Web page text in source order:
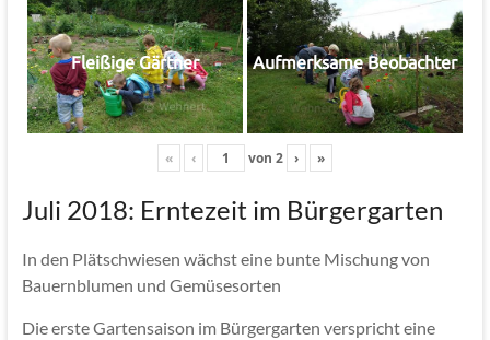
Fleißige Gärtner Aufmerksame Beobachter
« ‹ von 2 › »
Juli 2018: Erntezeit im Bürgergarten
In den Plätschwiesen wächst eine bunte Mischung von
Bauernblumen und Gemüsesorten
Die erste Gartensaison im Bürgergarten verspricht eine